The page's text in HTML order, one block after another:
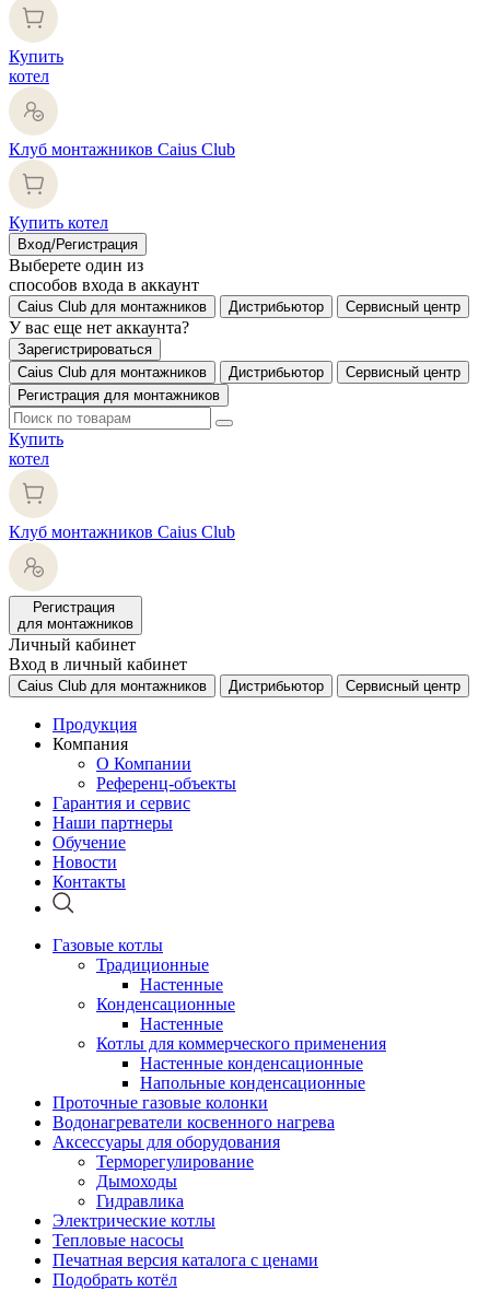
Купить
котел
Клуб монтажников Caius Club
Купить котел
Вход/Регистрация
Выберете один из
способов входа в аккаунт
Caius Club для монтажников Дистрибьютор Сервисный центр
У вас еще нет аккаунта?
Зарегистрироваться
Caius Club для монтажников
Дистрибьютор
Сервисный центр
Регистрация для монтажников
Купить
котел
Клуб монтажников Caius Club
Регистрация
для монтажников
Личный кабинет
Вход в личный кабинет
Caius Club для монтажников Дистрибьютор Сервисный центр
Продукция
Компания
О Компании
Референц-объекты
Гарантия и сервис
Наши партнеры
Обучение
Новости
Контакты
Газовые котлы
Традиционные
Настенные
Конденсационные
Настенные
Котлы для коммерческого применения
Настенные конденсационные
Напольные конденсационные
Проточные газовые колонки
Водонагреватели косвенного нагрева
Аксессуары для оборудования
Терморегулирование
Дымоходы
Гидравлика
Электрические котлы
Тепловые насосы
Печатная версия каталога с ценами
Подобрать котёл